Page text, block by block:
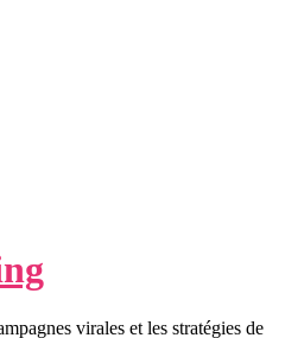
virales et les stratégies de